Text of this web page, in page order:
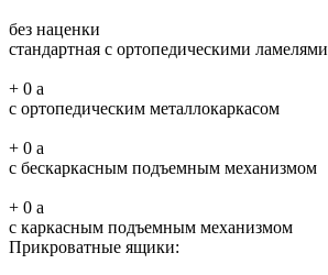
без наценки
стандартная с ортопедическими ламелями
+ 0 a
с ортопедическим металлокаркасом
+ 0 a
с бескаркасным подъемным механизмом
+ 0 a
с каркасным подъемным механизмом
Прикроватные ящики: